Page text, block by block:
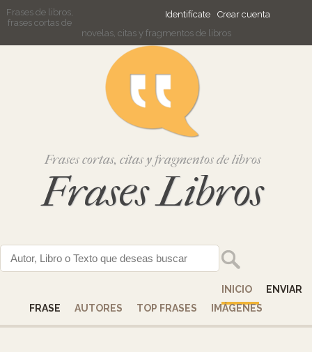
Identifícate Crear cuenta
Frases de libros,
frases cortas de
novelas, citas y fragmentos de libros
Frases cortas, citas y fragmentos de libros
Frases Libros
INICIO
ENVIAR
FRASE
AUTORES TOP FRASES IMÁGENES